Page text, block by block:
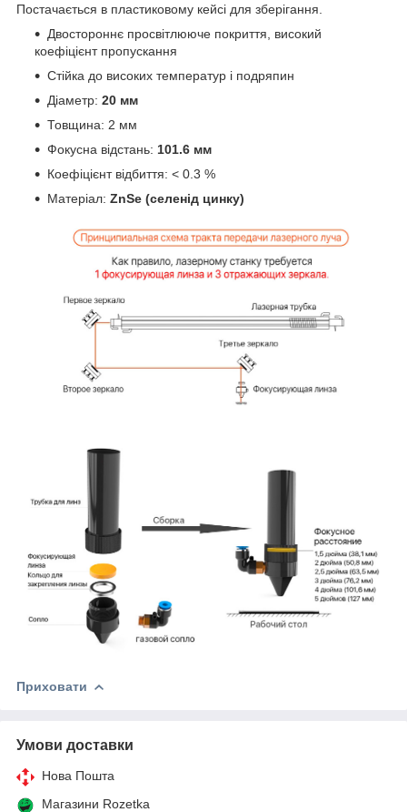
Постачається в пластиковому кейсі для зберігання.
Двостороннє просвітлююче покриття, високий
коефіцієнт пропускання
Стійка до високих температур і подряпин
Діаметр: 20 мм
Товщина: 2 мм
Фокусна відстань: 101.6 мм
Коефіцієнт відбиття: < 0.3 %
Матеріал: ZnSe (селенід цинку)
Приховати
Умови доставки
Нова Пошта
Магазини Rozetka